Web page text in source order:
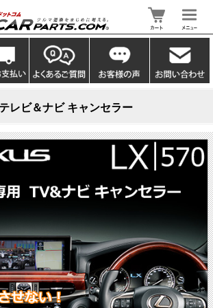
レビ＆ナビ キャンセラー